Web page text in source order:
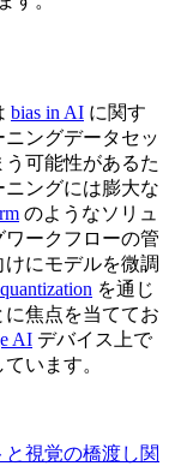
bias in AI に関す
ングデータセッ
可能性があるた
ングには膨大な
のようなソリュ
ークフローの管
にモデルを微調
を通じ
焦点を当ててお
AI デバイス上で
います。
と視覚の橋渡し関